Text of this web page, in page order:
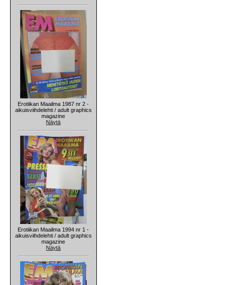
Erotiikan Maailma 1987 nr 2 -
aikuisviihdelehti / adult graphics
magazine
Näytä
Erotiikan Maailma 1994 nr 1 -
aikuisviihdelehti / adult graphics
magazine
Näytä